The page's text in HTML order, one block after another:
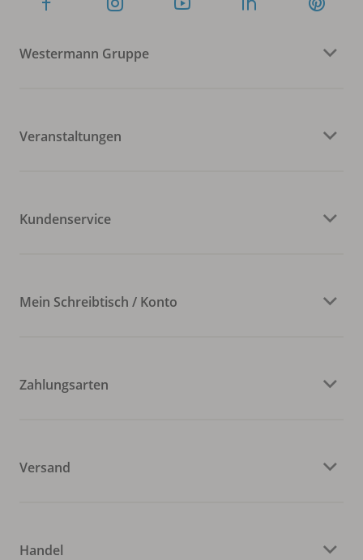
Westermann Gruppe
Veranstaltungen
Kundenservice
Mein Schreibtisch / Konto
Zahlungsarten
Versand
Handel